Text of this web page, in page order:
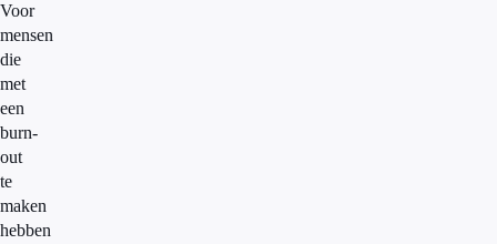
Voor
mensen
die
met
een
burn-
out
te
maken
hebben